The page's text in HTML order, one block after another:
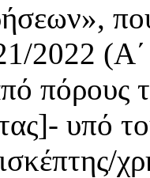
2022
πόρους
υπό